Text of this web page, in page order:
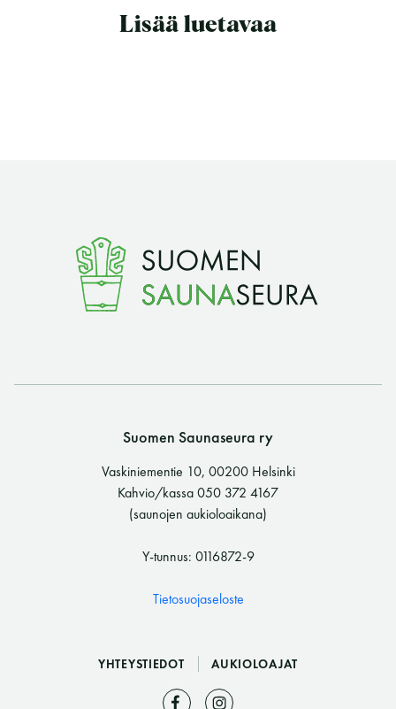
Lisää luetavaa
Suomen Saunaseura ry
Vaskiniementie 10, 00200 Helsinki
Kahvio/kassa 050 372 4167
(saunojen aukioloaikana)
Y-tunnus: 0116872-9
Tietosuojaseloste
YHTEYSTIEDOT AUKIOLOAJAT